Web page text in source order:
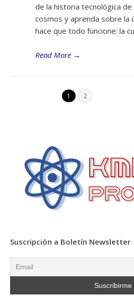
de la historia tecnológica
cosmos y aprenda sobre la
hace que todo funcione: la
Read More →
1 2
Suscripción a Boletín Newsletter